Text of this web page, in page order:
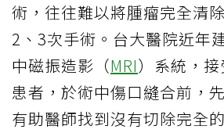
術，往往難以將腫瘤完全清
2、3次手術。台大醫院近年
中磁振造影（MRI）系統，
患者，於術中傷口縫合前，
有助醫師找到沒有切除完全